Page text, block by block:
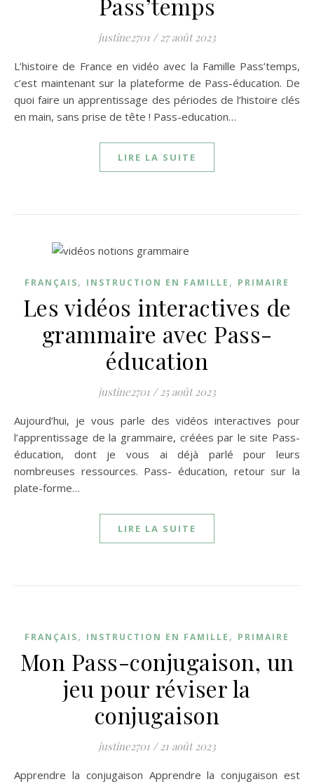
justine2701 / 27 août 2023
L’histoire de France en vidéo avec la Famille Pass’temps,
c’est maintenant sur la plateforme de Pass-éducation. De
quoi faire un apprentissage des périodes de l’histoire clés
en main, sans prise de tête ! Pass-education…
LIRE LA SUITE
FRANÇAIS, INSTRUCTION EN FAMILLE , PRIMAIRE
Les vidéos interactives de
grammaire avec Pass-
éducation
justine2701 / 25 août 2023
Aujourd’hui, je vous parle des vidéos interactives pour
l’apprentissage de la grammaire, créées par le site Pass-
éducation, dont je vous ai déjà parlé pour leurs
nombreuses ressources. Pass- éducation, retour sur la
plate-forme…
LIRE LA SUITE
FRANÇAIS, INSTRUCTION EN FAMILLE , PRIMAIRE
Mon Pass-conjugaison, un
jeu pour réviser la
conjugaison
justine2701 / 21 août 2023
Apprendre la conjugaison Apprendre la conjugaison est